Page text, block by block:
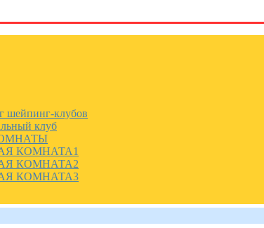
шейпинг-клубов
клуб
КОМНАТА1
КОМНАТА2
КОМНАТА3